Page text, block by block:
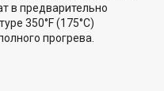
в предварительно
350°F (175°C)
прогрева.